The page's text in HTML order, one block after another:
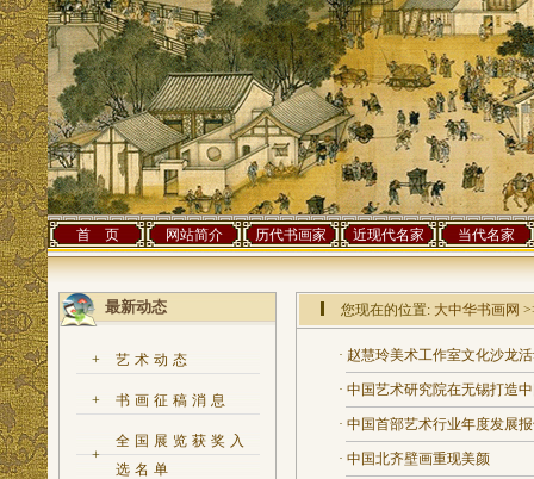
首 页 网站简介 历代书画家 近现代名家 当代名家
最新动态
+ 艺术动态
+ 书画征稿消息
+
全国展览获奖入
选名单
您现在的位置: 大中华书画网
· 赵慧玲美术工作室文化沙龙
· 中国艺术研究院在无锡打造
· 中国首部艺术行业年度发展
· 中国北齐壁画重现美颜